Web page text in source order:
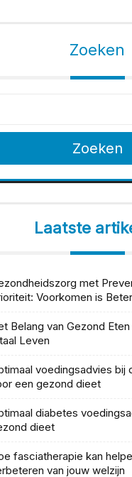
Zoeken
Zoeken
Laatste
met
Voorkomen is
Belang van Gezond
Leven
voedingsadvies bij
een gezond dieet
diabetes
dieet
fasciatherapie kan
van jouw welzijn